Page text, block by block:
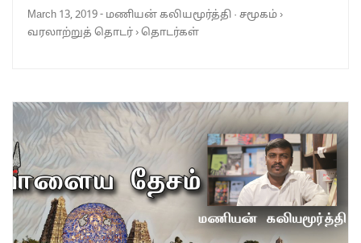
March 13, 2019- மணியன் கலியமூர்த்தி · சமூகம்›
வரலாற்றுத் தொடர்›தொடர்கள்